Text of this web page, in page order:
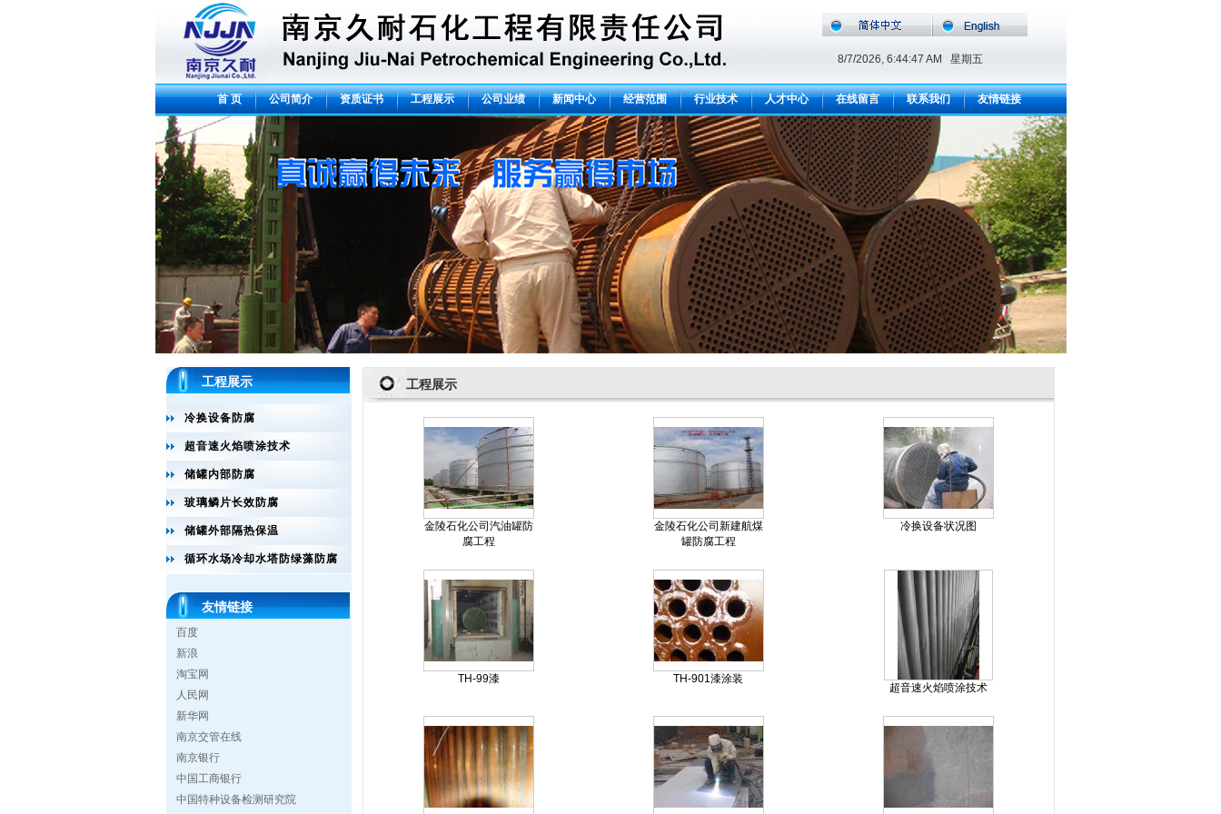
8/7/2026, 6:44:48 AM 星期五
首 页 公司简介 资质证书 工程展示 公司业绩 新闻中心 经营范围 行业技术 人才中心 在线留言 联系我们 友情链接
工程展示
冷换设备防腐
超音速火焰喷涂技术
储罐内部防腐
玻璃鳞片长效防腐
储罐外部隔热保温
循环水场冷却水塔防绿藻防腐
友情链接
百度
新浪
淘宝网
人民网
新华网
南京交管在线
南京银行
中国工商银行
中国特种设备检测研究院
工程展示
金陵石化公司汽油罐防
腐工程
金陵石化公司新建航煤
罐防腐工程
冷换设备状况图
TH-99漆 TH-901漆涂装
超音速火焰喷涂技术